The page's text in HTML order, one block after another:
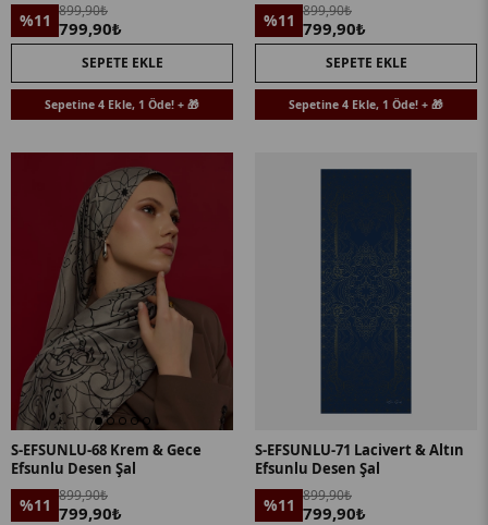
%11 899,90₺
799,90₺
SEPETE EKLE
Sepetine 4 Ekle, 1 Öde! + 🎁
%11 899,90₺
799,90₺
SEPETE EKLE
Sepetine 4 Ekle, 1 Öde! + 🎁
S-EFSUNLU-68 Krem & Gece
Efsunlu Desen Şal
%11 899,90₺
799,90₺
S-EFSUNLU-71 Lacivert & Altın
Efsunlu Desen Şal
%11 899,90₺
799,90₺